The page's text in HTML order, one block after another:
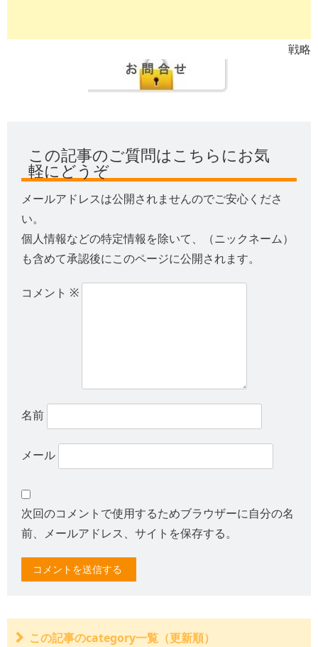
戦略
この記事のご質問はこちらにお気
軽にどうぞ
メールアドレスは公開されませんのでご安心くださ
い。
個人情報などの特定情報を除いて、（ニックネーム）
も含めて承認後にこのページに公開されます。
コメント ※
名前
メール
次回のコメントで使用するためブラウザーに自分の名
前、メールアドレス、サイトを保存する。
この記事のcategory一覧（更新順）